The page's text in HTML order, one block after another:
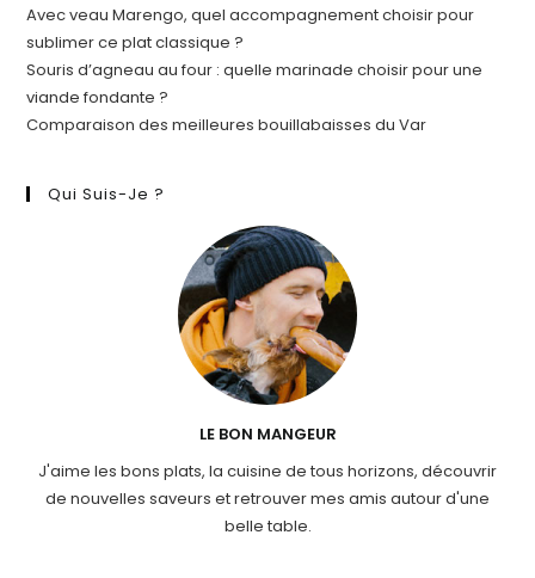
Avec veau Marengo, quel accompagnement choisir pour
sublimer ce plat classique ?
Souris d’agneau au four : quelle marinade choisir pour une
viande fondante ?
Comparaison des meilleures bouillabaisses du Var
Qui Suis-Je ?
LE BON MANGEUR
J'aime les bons plats, la cuisine de tous horizons, découvrir
de nouvelles saveurs et retrouver mes amis autour d'une
belle table.